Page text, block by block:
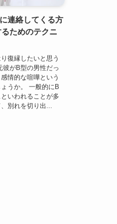
連絡してくる方
ためのテクニ
復縁したいと思う
彼がB型の男性だっ
情的な喧嘩という
うか。 一般的にB
いわれることが多
別れを切り出...